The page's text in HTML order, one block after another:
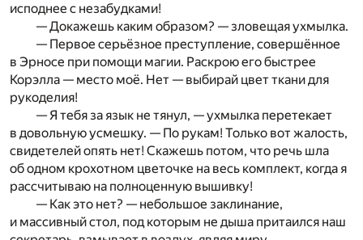
исподнее с незабудками!
— Докажешь каким образом? — зловещая ухмылка.
— Первое серьёзное преступление, совершённое
в Эрносе при помощи магии. Раскрою его быстрее
Корэлла — место моё. Нет — выбирай цвет ткани для
рукоделия!
— Я тебя за язык не тянул, — ухмылка перетекает
в довольную усмешку. — По рукам! Только вот жалость,
свидетелей опять нет! Скажешь потом, что речь шла
об одном крохотном цветочке на весь комплект, когда я
рассчитываю на полноценную вышивку!
— Как это нет? — небольшое заклинание,
и массивный стол, под которым не дыша притаился наш